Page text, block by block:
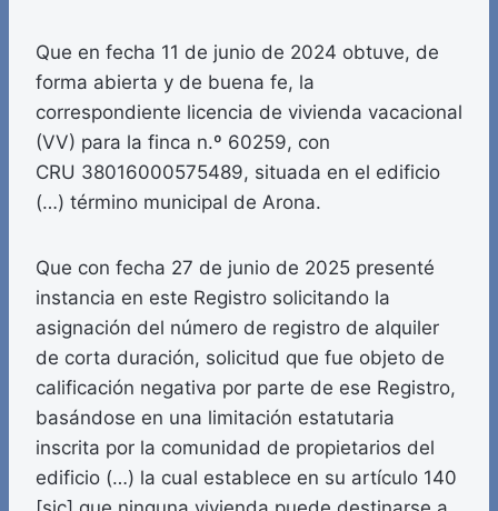
Que en fecha 11 de junio de 2024 obtuve, de
forma abierta y de buena fe, la
correspondiente licencia de vivienda vacacional
(VV) para la finca n.º 60259, con
CRU 38016000575489, situada en el edificio
(…) término municipal de Arona.
Que con fecha 27 de junio de 2025 presenté
instancia en este Registro solicitando la
asignación del número de registro de alquiler
de corta duración, solicitud que fue objeto de
calificación negativa por parte de ese Registro,
basándose en una limitación estatutaria
inscrita por la comunidad de propietarios del
edificio (…) la cual establece en su artículo 140